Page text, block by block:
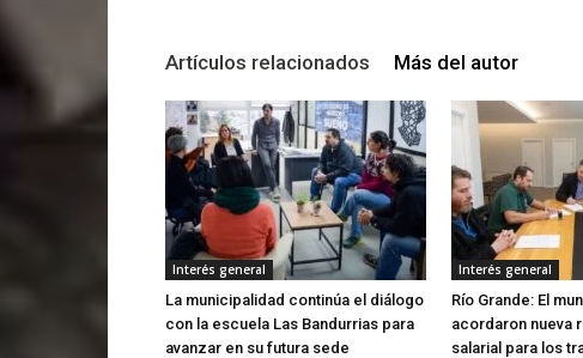
Artículos relacionados Más del autor
Interés general
La municipalidad continúa el diálogo
con la escuela Las Bandurrias para
avanzar en su futura sede
Interés general
Río Grande: El
acordaron nueva
salarial para los